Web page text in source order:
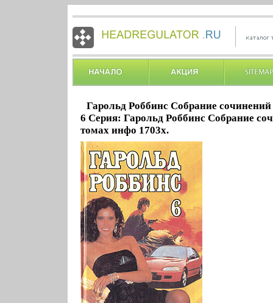
Гарольд Роббинс Собрание
6 Серия: Гарольд Роббинс Собрание
томах инфо 1703x.